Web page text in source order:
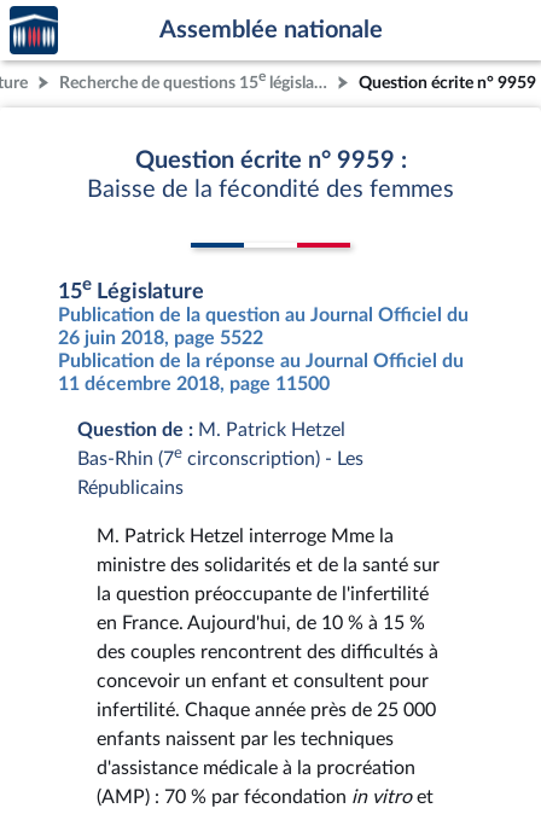
Aller au contenu
Aller en bas de la page
Accèder
à la
page
d'accueil
Assemblée nationale
Recherche de questions 15e législature Question écrite n° 9959
Question écrite n° 9959 :
Baisse de la fécondité des femmes
15e Législature
Publication de la question au Journal Officiel du
26 juin 2018, page 5522
Publication de la réponse au Journal Officiel du
11 décembre 2018, page 11500
Question de : M. Patrick Hetzel
Bas-Rhin (7e circonscription) - Les
Républicains
M. Patrick Hetzel interroge Mme la
ministre des solidarités et de la santé sur
la question préoccupante de l'infertilité
en France. Aujourd'hui, de 10 % à 15 %
des couples rencontrent des difficultés à
concevoir un enfant et consultent pour
infertilité. Chaque année près de 25 000
enfants naissent par les techniques
d'assistance médicale à la procréation
(AMP) : 70 % par fécondation in vitroet